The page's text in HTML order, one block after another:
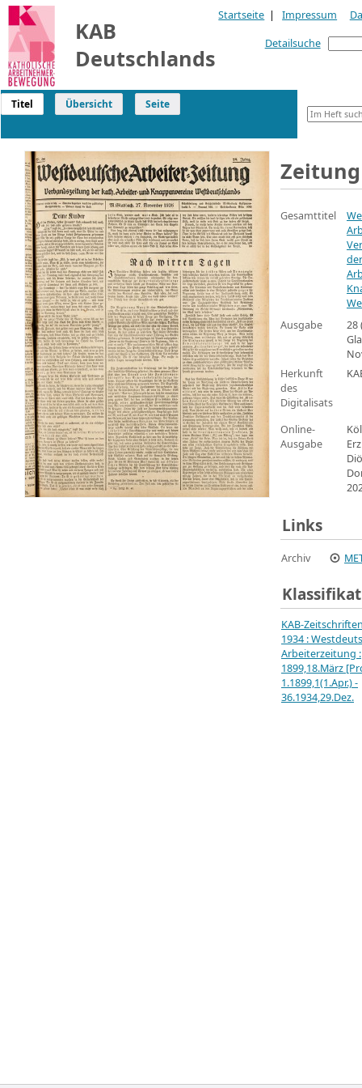
KAB
Deutschlands
Startseite | Impressum
Detailsuche
Titel Übersicht Seite
Zeitung
Gesamttitel
Ausgabe
28
Herkunft
des
Digitalisats
Online-
Ausgabe
Links
Archiv
KAB-
1934 :
Arbeiterzeitung :
1899,18.März
1.1899,1(1.Apr.) -
36.1934,29.Dez.